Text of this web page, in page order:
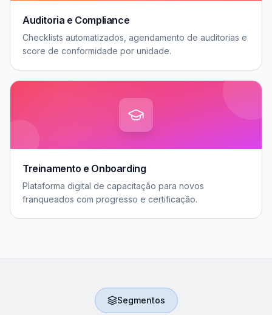
Auditoria e Compliance
Checklists automatizados, agendamento de auditorias e
score de conformidade por unidade.
Treinamento e Onboarding
Plataforma digital de capacitação para novos
franqueados com progresso e certificação.
Segmentos